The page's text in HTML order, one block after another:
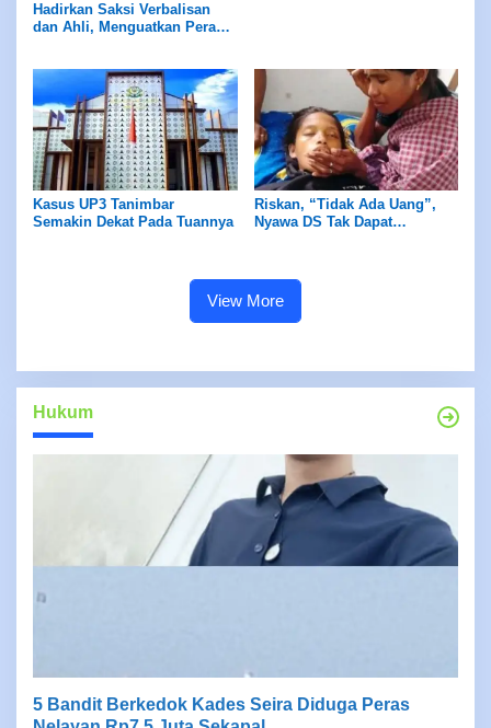
Hadirkan Saksi Verbalisan
dan Ahli, Menguatkan Peran
Kasus UP3 Tanimbar
Semakin Dekat Pada Tuannya
Riskan, “Tidak Ada Uang”,
Nyawa DS Tak Dapat
View More
Hukum
5 Bandit Berkedok Kades Seira Diduga Peras